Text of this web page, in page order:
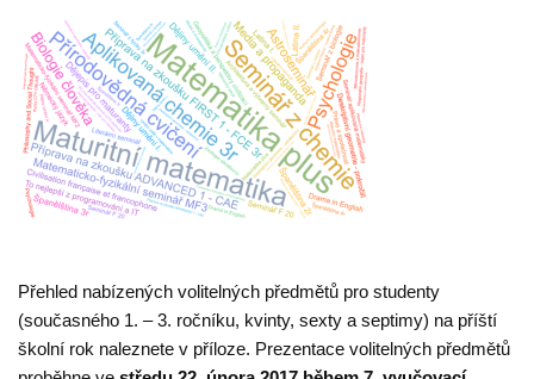
Přehled nabízených volitelných předmětů pro studenty
(současného 1. – 3. ročníku, kvinty, sexty a septimy) na příští
školní rok naleznete v příloze. Prezentace volitelných předmětů